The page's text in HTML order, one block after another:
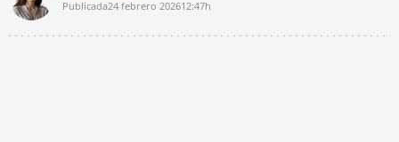
Publicada24 febrero 202612:47h